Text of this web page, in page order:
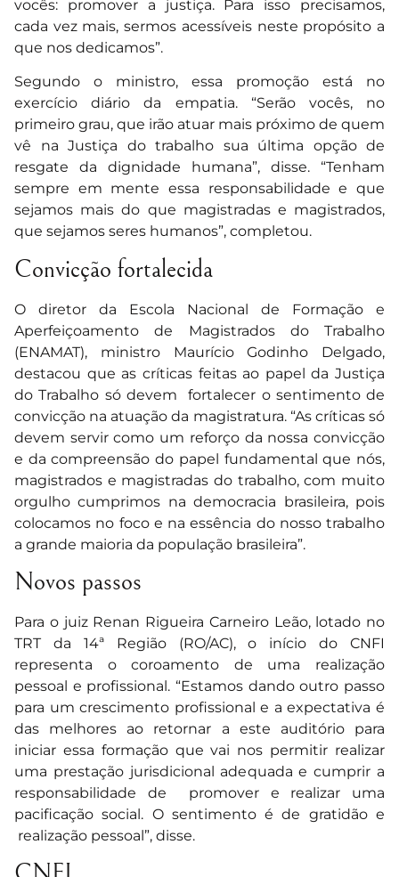
vocês: promover a justiça. Para isso precisamos,
cada vez mais, sermos acessíveis neste propósito a
que nos dedicamos”.
Segundo o ministro, essa promoção está no
exercício diário da empatia. “Serão vocês, no
primeiro grau, que irão atuar mais próximo de quem
vê na Justiça do trabalho sua última opção de
resgate da dignidade humana”, disse. “Tenham
sempre em mente essa responsabilidade e que
sejamos mais do que magistradas e magistrados,
que sejamos seres humanos”, completou.
Convicção fortalecida
O diretor da Escola Nacional de Formação e
Aperfeiçoamento de Magistrados do Trabalho
(ENAMAT), ministro Maurício Godinho Delgado,
destacou que as críticas feitas ao papel da Justiça
do Trabalho só devem fortalecer o sentimento de
convicção na atuação da magistratura. “As críticas só
devem servir como um reforço da nossa convicção
e da compreensão do papel fundamental que nós,
magistrados e magistradas do trabalho, com muito
orgulho cumprimos na democracia brasileira, pois
colocamos no foco e na essência do nosso trabalho
a grande maioria da população brasileira”.
Novos passos
Para o juiz Renan Rigueira Carneiro Leão, lotado no
TRT da 14ª Região (RO/AC), o início do CNFI
representa o coroamento de uma realização
pessoal e profissional. “Estamos dando outro passo
para um crescimento profissional e a expectativa é
das melhores ao retornar a este auditório para
iniciar essa formação que vai nos permitir realizar
uma prestação jurisdicional adequada e cumprir a
responsabilidade de promover e realizar uma
pacificação social. O sentimento é de gratidão e
realização pessoal”, disse.